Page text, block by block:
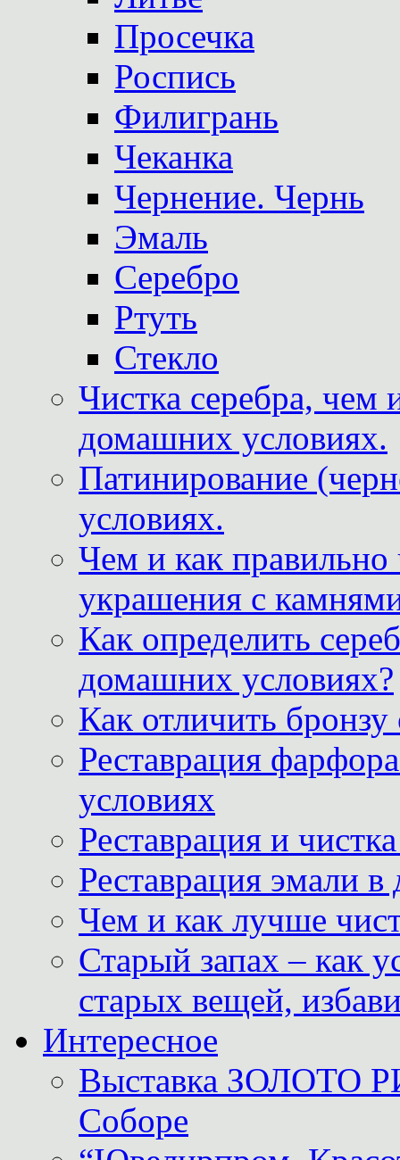
Просечка
Роспись
Филигрань
Чеканка
Чернение. Чернь
Эмаль
Серебро
Ртуть
Стекло
Чистка серебра, чем
домашних условиях.
Патинирование
условиях.
Чем и как
украшения с
Как определить
домашних условиях?
Как отличить
Реставрация
условиях
Реставрация и
Реставрация эмали
Чем и как лучше
Старый запах – как
старых вещей,
Интересное
Выставка ЗОЛОТО
Соборе